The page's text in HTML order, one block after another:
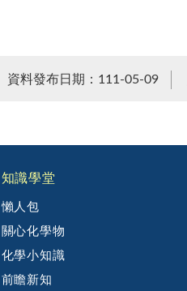
資料發布日期：111-05-09
知識學堂
懶人包
關心化學物
化學小知識
前瞻新知